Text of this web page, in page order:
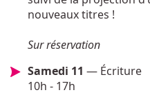
nouveaux titres !
Sur réservation
Samedi 11 — Écriture
10h - 17h